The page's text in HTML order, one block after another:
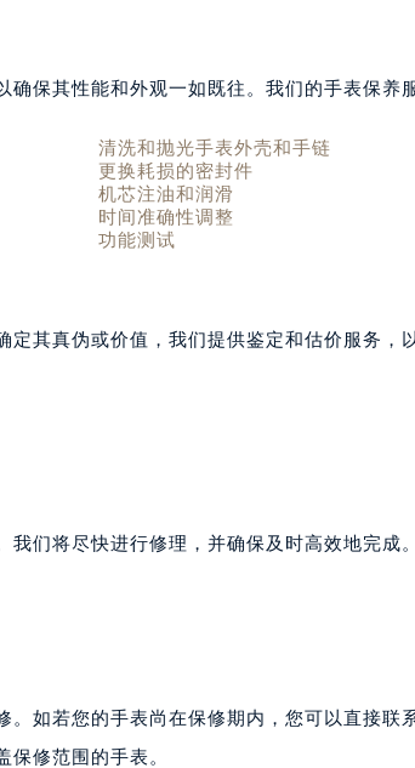
保其性能和外观一如既往。我们的手表保养
清洗和抛光手表外壳和手链
更换耗损的密封件
机芯注油和润滑
时间准确性调整
功能测试
其真伪或价值，我们提供鉴定和估价服务，
我们将尽快进行修理，并确保及时高效地完成
。如若您的手表尚在保修期内，您可以直接联
保修范围的手表。